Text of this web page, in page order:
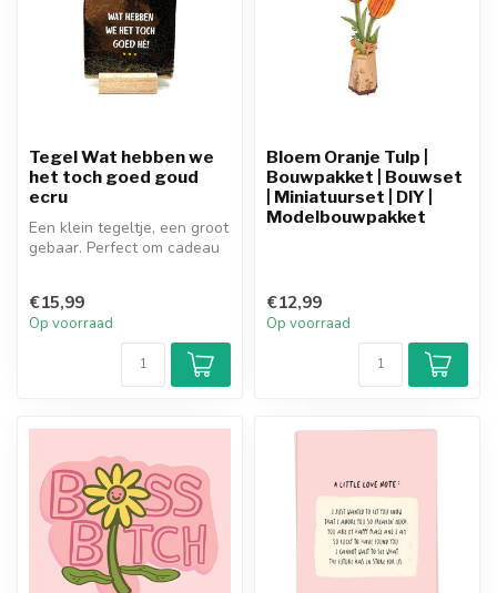
Tegel Wat hebben we
het toch goed goud
ecru
Een klein tegeltje, een groot
gebaar. Perfect om cadeau
€15,99
Op voorraad
Bloem Oranje Tulp |
Bouwpakket | Bouwset
| Miniatuurset | DIY |
Modelbouwpakket
€12,99
Op voorraad